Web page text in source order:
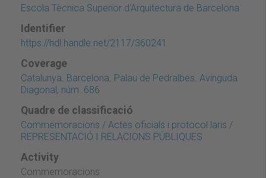
Escola Tècnica Superior d'Arquitectura de Barcelona
Identifier
https://hdl.handle.net/2117/360241
Coverage
Catalunya. Barcelona. Palau de Pedralbes. Avinguda
Diagonal, núm. 686
Quadre de classificació
Commemoracions / Actes oficials i protocol·laris /
REPRESENTACIÓ I RELACIONS PÚBLIQUES
Activity
Commemoracions